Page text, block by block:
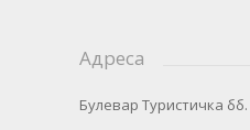
Адреса
Булевар Туристичка